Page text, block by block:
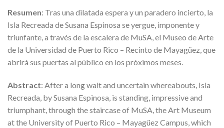
Resumen: Tras una dilatada espera y un paradero incierto, la
Isla Recreada de Susana Espinosa se yergue, imponente y
triunfante, a través de la escalera de MuSA, el Museo de Arte
de la Universidad de Puerto Rico – Recinto de Mayagüez, que
abrirá sus puertas al público en los próximos meses.
Abstract: After a long wait and uncertain whereabouts, Isla
Recreada, by Susana Espinosa, is standing, impressive and
triumphant, through the staircase of MuSA, the Art Museum
at the University of Puerto Rico – Mayagüez Campus, which